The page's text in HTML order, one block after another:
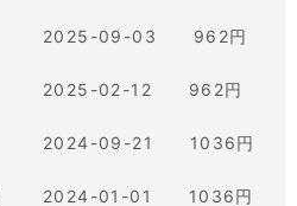
2025-09-03 962円
2025-02-12 962円
2024-09-21 1036円
2024-01-01 1036円